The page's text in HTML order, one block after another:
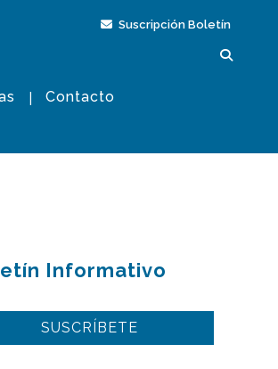
Suscripción Boletín
Contacto
Informativo
SUSCRÍBETE